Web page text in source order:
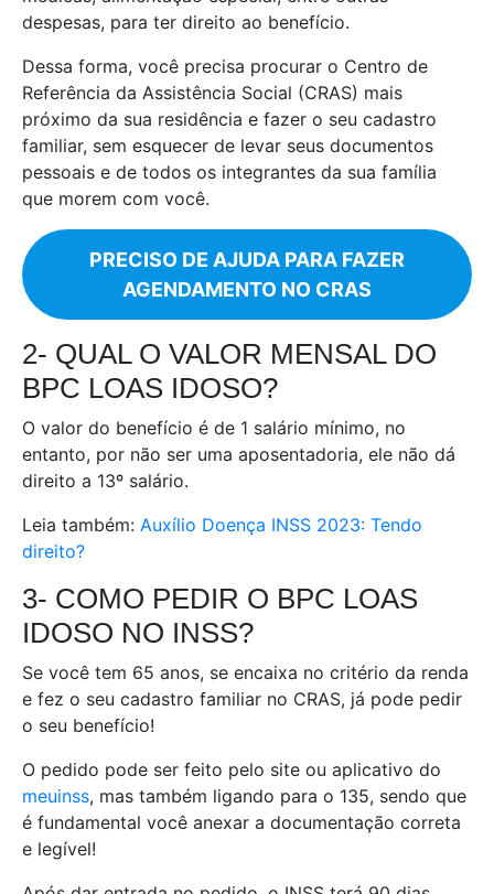
despesas, para ter direito ao benefício.
Dessa forma, você precisa procurar o Centro de
Referência da Assistência Social (CRAS) mais
próximo da sua residência e fazer o seu cadastro
familiar, sem esquecer de levar seus documentos
pessoais e de todos os integrantes da sua família
que morem com você.
PRECISO DE AJUDA PARA FAZER
AGENDAMENTO NO CRAS
2- QUAL O VALOR MENSAL DO
BPC LOAS IDOSO?
O valor do benefício é de 1 salário mínimo, no
entanto, por não ser uma aposentadoria, ele não dá
direito a 13º salário.
Leia também: Auxílio Doença INSS 2023: Tendo
direito?
3- COMO PEDIR O BPC LOAS
IDOSO NO INSS?
Se você tem 65 anos, se encaixa no critério da renda
e fez o seu cadastro familiar no CRAS, já pode pedir
o seu benefício!
O pedido pode ser feito pelo site ou aplicativo do
meuinss, mas também ligando para o 135, sendo que
é fundamental você anexar a documentação correta
e legível!